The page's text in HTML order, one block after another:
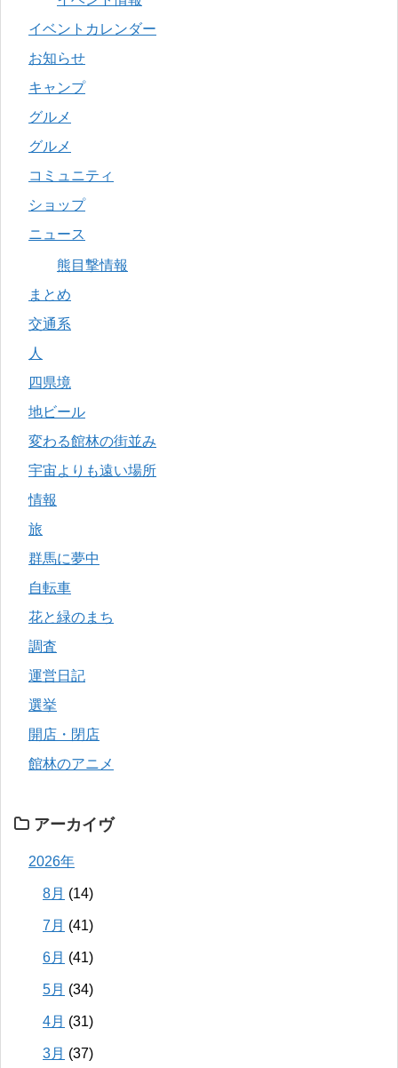
イベントカレンダー
お知らせ
キャンプ
グルメ
グルメ
コミュニティ
ショップ
ニュース
熊目撃情報
まとめ
交通系
人
四県境
地ビール
変わる館林の街並み
宇宙よりも遠い場所
情報
旅
群馬に夢中
自転車
花と緑のまち
調査
運営日記
選挙
開店・閉店
館林のアニメ
アーカイヴ
2026年
8月 (14)
7月 (41)
6月 (41)
5月 (34)
4月 (31)
3月 (37)